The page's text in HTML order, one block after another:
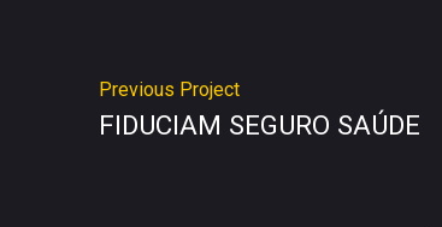
Previous Project
FIDUCIAM SEGURO SAÚDE